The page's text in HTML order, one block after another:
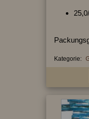
Kategorie: